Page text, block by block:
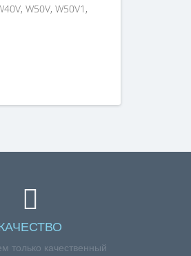
W50V, W50V1,
только качественный